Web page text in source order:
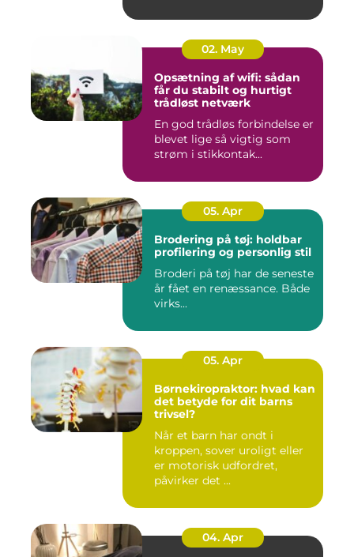
02. May
Opsætning af wifi: sådan
får du stabilt og hurtigt
trådløst netværk
En god trådløs forbindelse er
blevet lige så vigtig som
strøm i stikkontak...
05. Apr
Brodering på tøj: holdbar
profilering og personlig stil
Broderi på tøj har de seneste
år fået en renæssance. Både
virks...
05. Apr
Børnekiropraktor: hvad kan
det betyde for dit barns
trivsel?
Når et barn har ondt i
kroppen, sover uroligt eller
er motorisk udfordret,
påvirker det ...
04. Apr